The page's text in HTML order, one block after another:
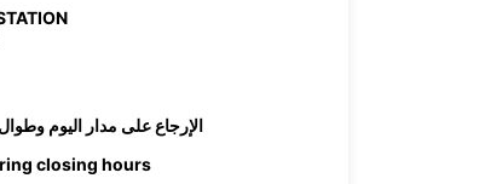
الإرجاع على مدار اليوم وطوال
closing hours